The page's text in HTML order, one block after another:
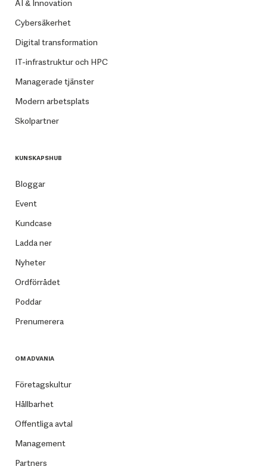
AI & Innovation
Cybersäkerhet
Digital transformation
IT-infrastruktur och HPC
Managerade tjänster
Modern arbetsplats
Skolpartner
KUNSKAPSHUB
Bloggar
Event
Kundcase
Ladda ner
Nyheter
Ordförrådet
Poddar
Prenumerera
OM ADVANIA
Företagskultur
Hållbarhet
Offentliga avtal
Management
Partners